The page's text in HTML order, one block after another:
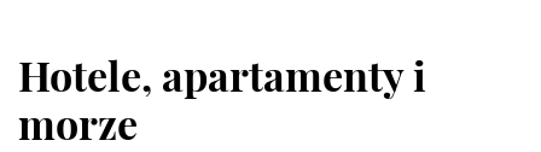
Hotele, apartamenty i
morze